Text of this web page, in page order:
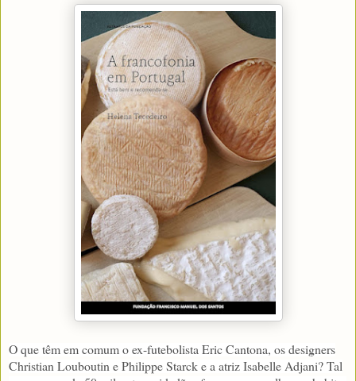
O que têm em comum o ex-futebolista Eric Cantona, os designers
Christian Louboutin e Philippe Starck e a atriz Isabelle Adjani? Tal